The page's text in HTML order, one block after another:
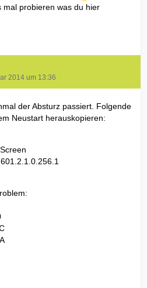
mal probieren was du hier
2014 um 13:36
der Absturz passiert. Folgende
Neustart herauskopieren: